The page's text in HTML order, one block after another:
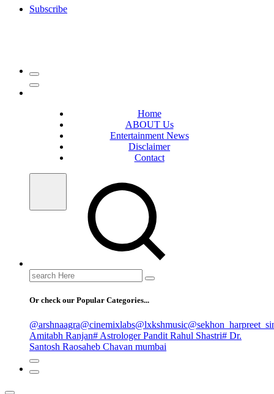
Subscribe
Home
ABOUT Us
Entertainment News
Disclaimer
Contact
Search
for:
Or check our Popular Categories...
@arshnaagra@cinemixlabs@lxkshmusic
Amitabh Ranjan# Astrologer Pandit Rahul Shastri# Dr.
Santosh Raosaheb Chavan mumbai